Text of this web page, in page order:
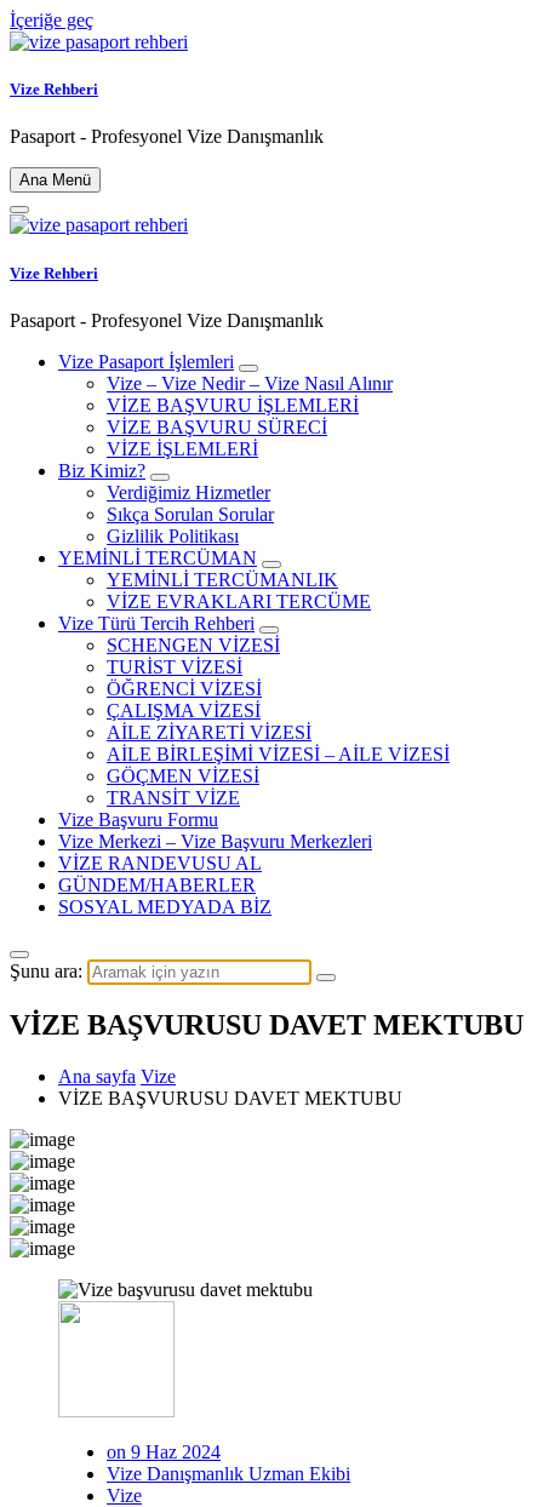
İçeriğe geç
Vize Rehberi
Pasaport - Profesyonel Vize Danışmanlık
Ana Menü
Vize Rehberi
Pasaport - Profesyonel Vize Danışmanlık
Vize Pasaport İşlemleri
Vize – Vize Nedir – Vize Nasıl Alınır
VİZE BAŞVURU İŞLEMLERİ
VİZE BAŞVURU SÜRECİ
VİZE İŞLEMLERİ
Biz Kimiz?
Verdiğimiz Hizmetler
Sıkça Sorulan Sorular
Gizlilik Politikası
YEMİNLİ TERCÜMAN
YEMİNLİ TERCÜMANLIK
VİZE EVRAKLARI TERCÜME
Vize Türü Tercih Rehberi
SCHENGEN VİZESİ
TURİST VİZESİ
ÖĞRENCİ VİZESİ
ÇALIŞMA VİZESİ
AİLE ZİYARETİ VİZESİ
AİLE BİRLEŞİMİ VİZESİ – AİLE VİZESİ
GÖÇMEN VİZESİ
TRANSİT VİZE
Vize Başvuru Formu
Vize Merkezi – Vize Başvuru Merkezleri
VİZE RANDEVUSU AL
GÜNDEM/HABERLER
SOSYAL MEDYADA BİZ
Şunu ara:
VİZE BAŞVURUSU DAVET MEKTUBU
Ana sayfa Vize
VİZE BAŞVURUSU DAVET MEKTUBU
on 9 Haz 2024
Vize Danışmanlık Uzman Ekibi
Vize